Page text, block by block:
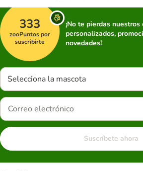
333
zooPuntos por
suscribirte
¡No te pierdas nuestros
personalizados,
novedades!
Selecciona la mascota
Suscríbete ahora